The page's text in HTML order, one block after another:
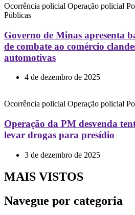
Ocorrência policial Operação policial
Públicas
Governo de Minas apresenta
de combate ao comércio
automotivas
4 de dezembro de 2025
Ocorrência policial Operação policial
Operação da PM desvenda
levar drogas para presídio
3 de dezembro de 2025
MAIS VISTOS
Navegue por categoria